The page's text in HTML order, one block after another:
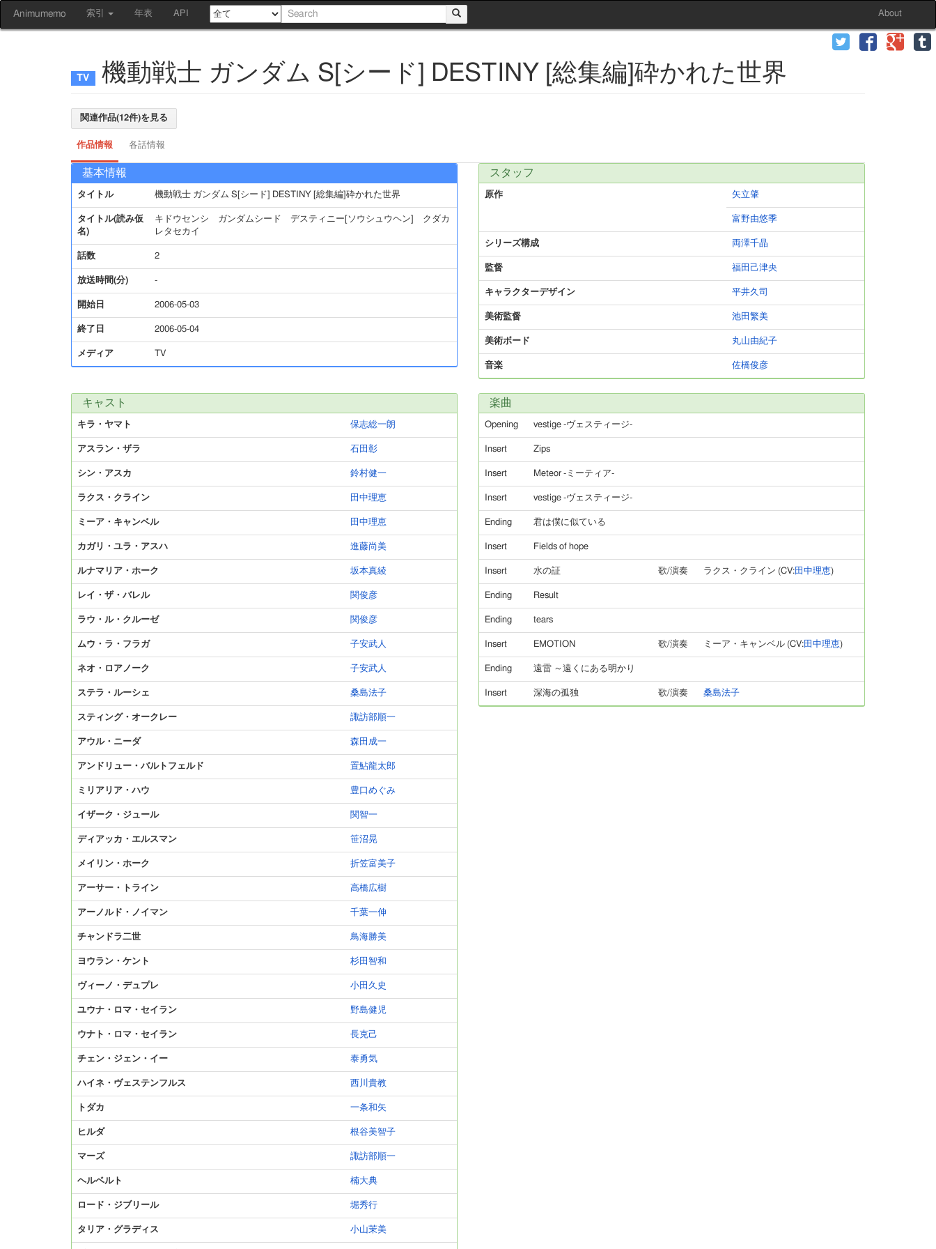
Animumemo 索引 年表 API About
機動戦士 ガンダム S[シード] DESTINY [総集編]砕かれた世界
関連作品(12件)を見る
作品情報 各話情報
基本情報
タイトル 機動戦士 ガンダム S[シード] DESTINY [総集編]砕かれた世界
タイトル(読み仮
名)
キドウセンシ ガンダムシード デスティニー[ソウシュウヘン] クダカ
レタセカイ
話数 2
放送時間(分) -
開始日 2006-05-03
終了日 2006-05-04
メディア TV
スタッフ
原作 矢立肇
富野由悠季
シリーズ構成 両澤千晶
監督 福田己津央
キャラクターデザイン 平井久司
美術監督 池田繁美
美術ボード 丸山由紀子
音楽 佐橋俊彦
キャスト
キラ・ヤマト 保志総一朗
アスラン・ザラ 石田彰
シン・アスカ 鈴村健一
ラクス・クライン 田中理恵
ミーア・キャンベル 田中理恵
カガリ・ユラ・アスハ 進藤尚美
ルナマリア・ホーク 坂本真綾
レイ・ザ・バレル 関俊彦
ラウ・ル・クルーゼ 関俊彦
ムウ・ラ・フラガ 子安武人
ネオ・ロアノーク 子安武人
ステラ・ルーシェ 桑島法子
スティング・オークレー 諏訪部順一
アウル・ニーダ 森田成一
アンドリュー・バルトフェルド 置鮎龍太郎
ミリアリア・ハウ 豊口めぐみ
イザーク・ジュール 関智一
ディアッカ・エルスマン 笹沼晃
メイリン・ホーク 折笠富美子
アーサー・トライン 高橋広樹
アーノルド・ノイマン 千葉一伸
チャンドラ二世 鳥海勝美
ヨウラン・ケント 杉田智和
ヴィーノ・デュプレ 小田久史
ユウナ・ロマ・セイラン 野島健児
ウナト・ロマ・セイラン 長克己
チェン・ジェン・イー 泰勇気
ハイネ・ヴェステンフルス 西川貴教
トダカ 一条和矢
ヒルダ 根谷美智子
マーズ 諏訪部順一
ヘルベルト 楠大典
ロード・ジブリール 堀秀行
タリア・グラディス 小山茉美
楽曲
Opening vestige -ヴェスティージ-
Insert Zips
Insert Meteor -ミーティア-
Insert vestige -ヴェスティージ-
Ending 君は僕に似ている
Insert Fields of hope
Insert 水の証 歌/演奏 ラクス・クライン (CV:田中理恵)
Ending Result
Ending tears
Insert EMOTION 歌/演奏 ミーア・キャンベル (CV:田中理恵)
Ending 遠雷 ～遠くにある明かり
Insert 深海の孤独 歌/演奏 桑島法子